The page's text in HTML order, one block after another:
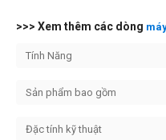
>>> Xem thêm các dòng
Tính Năng
Sản phẩm bao gồm
Đặc tính kỹ thuật